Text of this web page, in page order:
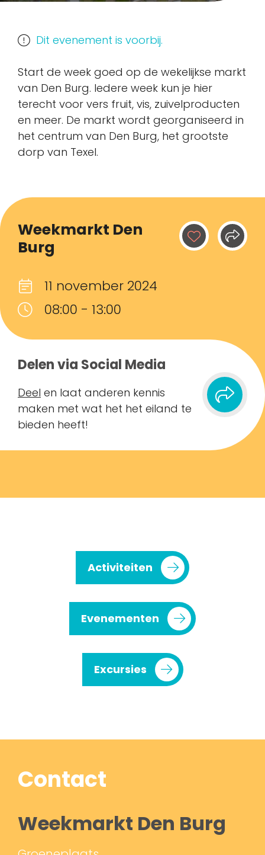
Dit evenement is voorbij.
Weekmarkt Den
Burg
11 november 2024
08:00 - 13:00
Delen via Social Media
Deel en laat anderen kennis
maken met wat het het eiland te
bieden heeft!
Start de week goed op de wekelijkse markt
van Den Burg. Iedere week kun je hier
terecht voor vers fruit, vis, zuivelproducten
en meer. De markt wordt georganiseerd in
het centrum van Den Burg, het grootste
dorp van Texel.
Activiteiten
Evenementen
Excursies
Contact
Weekmarkt Den Burg